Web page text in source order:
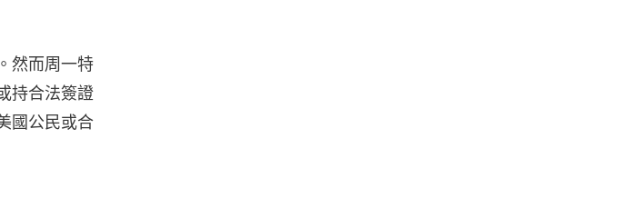
然而周一特
持合法簽證
國公民或合